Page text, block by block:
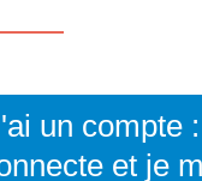
un compte :
et je